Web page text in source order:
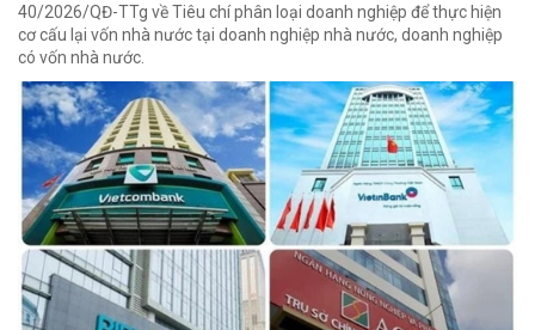
40/2026/QĐ-TTg về Tiêu chí phân loại doanh nghiệp để thực hiện
cơ cấu lại vốn nhà nước tại doanh nghiệp nhà nước, doanh nghiệp
có vốn nhà nước.